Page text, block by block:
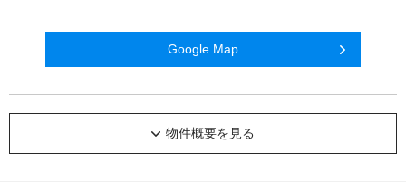
Google Map
物件概要を見る